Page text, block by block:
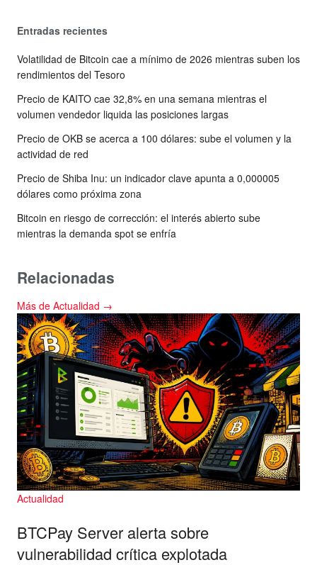
Entradas recientes
Volatilidad de Bitcoin cae a mínimo de 2026 mientras suben los
rendimientos del Tesoro
Precio de KAITO cae 32,8% en una semana mientras el
volumen vendedor liquida las posiciones largas
Precio de OKB se acerca a 100 dólares: sube el volumen y la
actividad de red
Precio de Shiba Inu: un indicador clave apunta a 0,000005
dólares como próxima zona
Bitcoin en riesgo de corrección: el interés abierto sube
mientras la demanda spot se enfría
Relacionadas
Más de Actualidad →
Actualidad
BTCPay Server alerta sobre
vulnerabilidad crítica explotada